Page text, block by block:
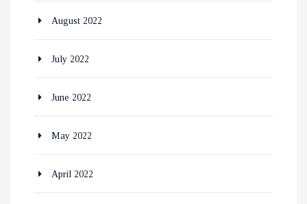
August 2022
July 2022
June 2022
May 2022
April 2022